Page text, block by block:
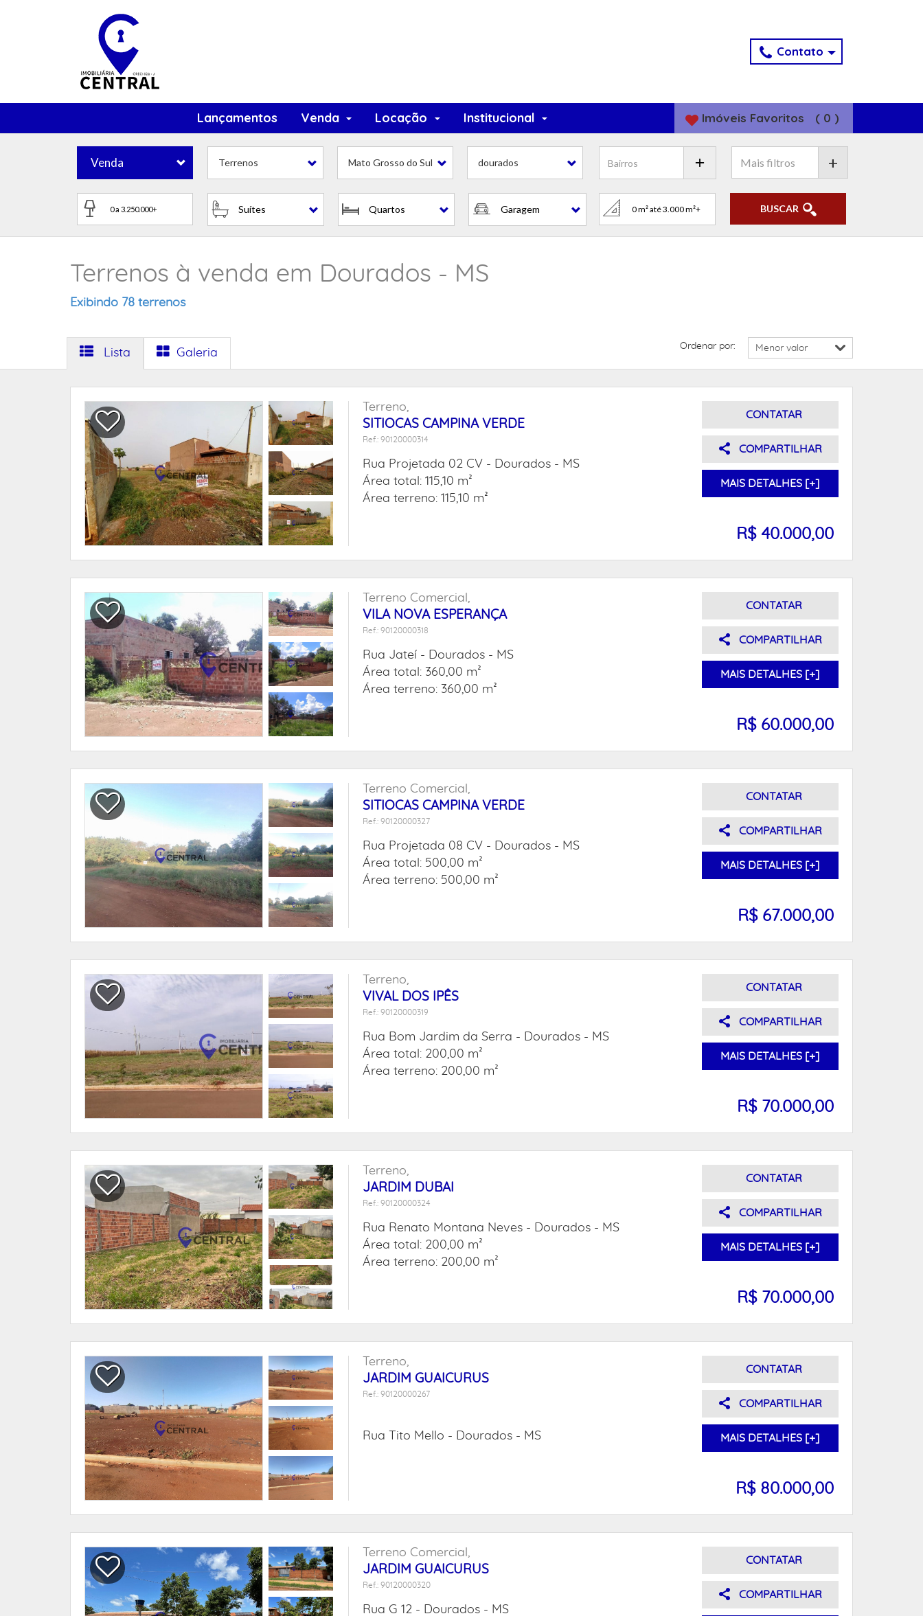
Contato
Lançamentos Venda Locação Institucional Imóveis Favoritos ( 0 )
Venda Terrenos Mato Grosso do Sul dourados
Suítes Quartos Garagem
+
BUSCAR
Terrenos à venda em Dourados - MS
Exibindo 78 terrenos
Lista Galeria
Ordenar por:
Terreno,
SITIOCAS CAMPINA VERDE
Ref.: 90120000314
Rua Projetada 02 CV -
Dourados - MS
Área total: 115,10 m²
Área terreno: 115,10 m²
CONTATAR
COMPARTILHAR
MAIS DETALHES [+]
R$ 40.000,00
Terreno Comercial,
VILA NOVA ESPERANÇA
Ref.: 90120000318
Rua Jateí -
Dourados - MS
Área total: 360,00 m²
Área terreno: 360,00 m²
CONTATAR
COMPARTILHAR
MAIS DETALHES [+]
R$ 60.000,00
Terreno Comercial,
SITIOCAS CAMPINA VERDE
Ref.: 90120000327
Rua Projetada 08 CV -
Dourados - MS
Área total: 500,00 m²
Área terreno: 500,00 m²
CONTATAR
COMPARTILHAR
MAIS DETALHES [+]
R$ 67.000,00
Terreno,
VIVAL DOS IPÊS
Ref.: 90120000319
Rua Bom Jardim da Serra -
Dourados - MS
Área total: 200,00 m²
Área terreno: 200,00 m²
CONTATAR
COMPARTILHAR
MAIS DETALHES [+]
R$ 70.000,00
Terreno,
JARDIM DUBAI
Ref.: 90120000324
Rua Renato Montana Neves -
Dourados - MS
Área total: 200,00 m²
Área terreno: 200,00 m²
CONTATAR
COMPARTILHAR
MAIS DETALHES [+]
R$ 70.000,00
Terreno,
JARDIM GUAICURUS
Ref.: 90120000267
Rua Tito Mello - Dourados - MS
CONTATAR
COMPARTILHAR
MAIS DETALHES [+]
R$ 80.000,00
Terreno Comercial,
JARDIM GUAICURUS
Ref.: 90120000320
Rua G 12 -
Dourados - MS
CONTATAR
COMPARTILHAR